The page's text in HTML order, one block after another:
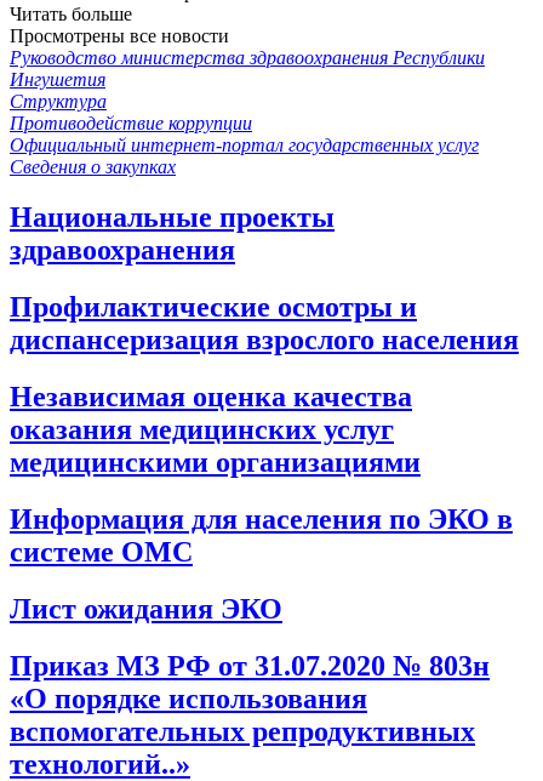
Читать больше
Просмотрены все новости
Руководство министерства здравоохранения Республики
Ингушетия
Структура
Противодействие коррупции
Официальный интернет-портал государственных услуг
Сведения о закупках
Национальные проекты
здравоохранения
Профилактические осмотры и
диспансеризация взрослого населения
Независимая оценка качества
оказания медицинских услуг
медицинскими организациями
Информация для населения по ЭКО в
системе ОМС
Лист ожидания ЭКО
Приказ МЗ РФ от 31.07.2020 № 803н
«О порядке использования
вспомогательных репродуктивных
технологий..»